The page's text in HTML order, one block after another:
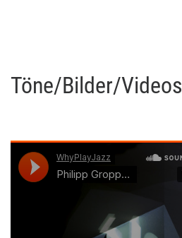
Töne/Bilder/Videos